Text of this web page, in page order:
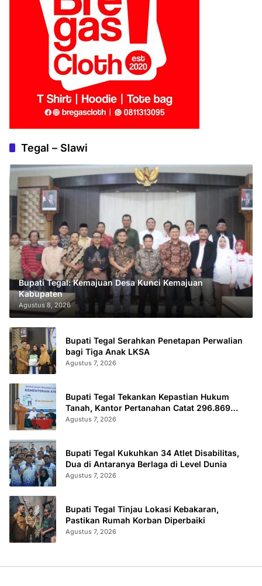
Tegal – Slawi
Bupati Tegal: Kemajuan Desa Kunci Kemajuan
Kabupaten
Agustus 8, 2026
Bupati Tegal Serahkan Penetapan Perwalian
bagi Tiga Anak LKSA
Agustus 7, 2026
Bupati Tegal Tekankan Kepastian Hukum
Tanah, Kantor Pertanahan Catat 296.869
Sertifikat Terbit
Agustus 7, 2026
Bupati Tegal Kukuhkan 34 Atlet Disabilitas,
Dua di Antaranya Berlaga di Level Dunia
Agustus 7, 2026
Bupati Tegal Tinjau Lokasi Kebakaran,
Pastikan Rumah Korban Diperbaiki
Agustus 7, 2026